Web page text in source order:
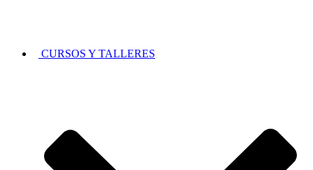
CURSOS Y TALLERES